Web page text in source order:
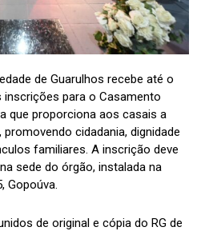
de Guarulhos recebe até o
para o Casamento
que proporciona aos casais a
cidadania, dignidade
familiares. A inscrição deve
sede do órgão, instalada na
Gopoúva.
de original e cópia do RG de